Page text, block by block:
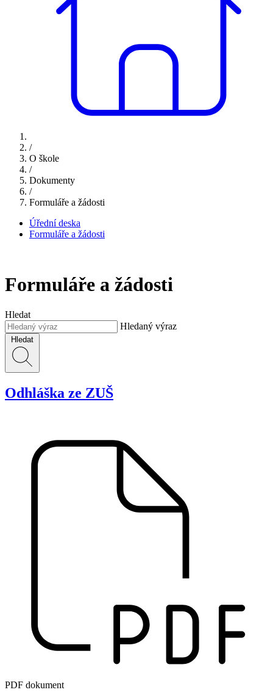
/
O škole
/
Dokumenty
/
Formuláře a žádosti
Úřední deska
Formuláře a žádosti
Formuláře a žádosti
Hledat
Hledaný výraz
Hledat
Odhláška ze ZUŠ
PDF dokument